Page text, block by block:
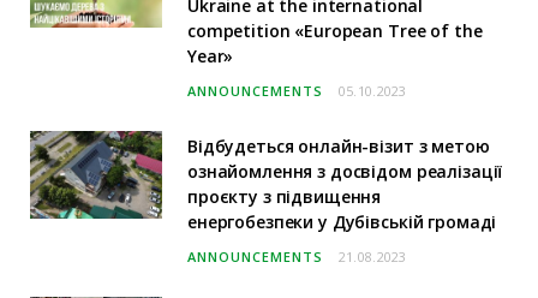
Ukraine at the international
competition «European Tree of the
Year»
ANNOUNCEMENTS 05.10.2023
Відбудеться онлайн-візит з метою
ознайомлення з досвідом реалізації
проєкту з підвищення
енергобезпеки у Дубівській громаді
ANNOUNCEMENTS 21.08.2023